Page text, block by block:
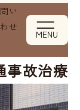
い
せ
MENU
事故治療